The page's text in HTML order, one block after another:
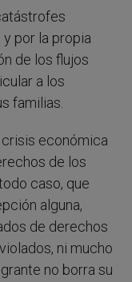
por la propia
de los flujos
a los
familias.
económica
de los
caso, que
alguna,
de derechos
ni mucho
no borra su